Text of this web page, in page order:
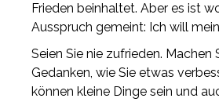
Frieden beinhaltet. Aber es ist
Ausspruch gemeint: Ich will
Seien Sie nie zufrieden. Machen
Gedanken, wie Sie etwas
können kleine Dinge sein und